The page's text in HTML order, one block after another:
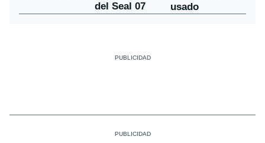
del Seal 07
usado